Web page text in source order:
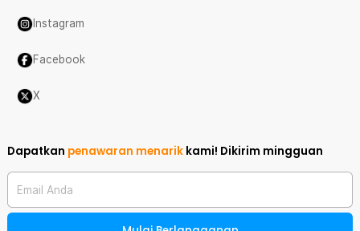
Instagram
Facebook
X
Dapatkan penawaran menarik kami! Dikirim mingguan
Email Anda